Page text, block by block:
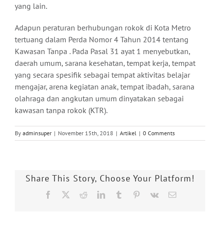
yang lain.
Adapun peraturan berhubungan rokok di Kota Metro
tertuang dalam Perda Nomor 4 Tahun 2014 tentang
Kawasan Tanpa . Pada Pasal 31 ayat 1 menyebutkan,
daerah umum, sarana kesehatan, tempat kerja, tempat
yang secara spesifik sebagai tempat aktivitas belajar
mengajar, arena kegiatan anak, tempat ibadah, sarana
olahraga dan angkutan umum dinyatakan sebagai
kawasan tanpa rokok (KTR).
By adminsuper | November 15th, 2018 | Artikel | 0 Comments
Share This Story, Choose Your Platform!
Facebook RedditLinkedInTumblr Pinterest
Vk Email